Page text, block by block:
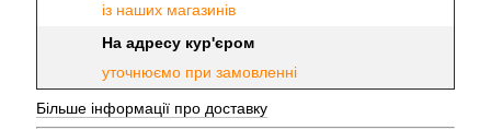
із наших магазинів
На адресу кур'єром
уточнюємо при замовленні
Більше інформації про доставку